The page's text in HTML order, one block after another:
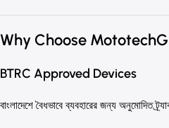
Why Choose
BTRC Approved Devices
বাংলাদেশে বৈধভাবে ব্যবহারের জন্য অনুমোদিত